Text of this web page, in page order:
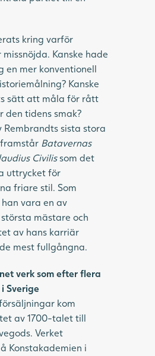
kring varför
Kanske hade
en mer konventionell
Kanske
sätt att måla för rått
den tidens smak?
Rembrandts sista stora
Batavernas
Civilissom det
uttrycket för
friare stil. Som
vara en av
mästare och
av hans karriär
mest fullgångna.
verk som efter flera
Sverige
kom
av 1700-talet till
Verket
Konstakademien i